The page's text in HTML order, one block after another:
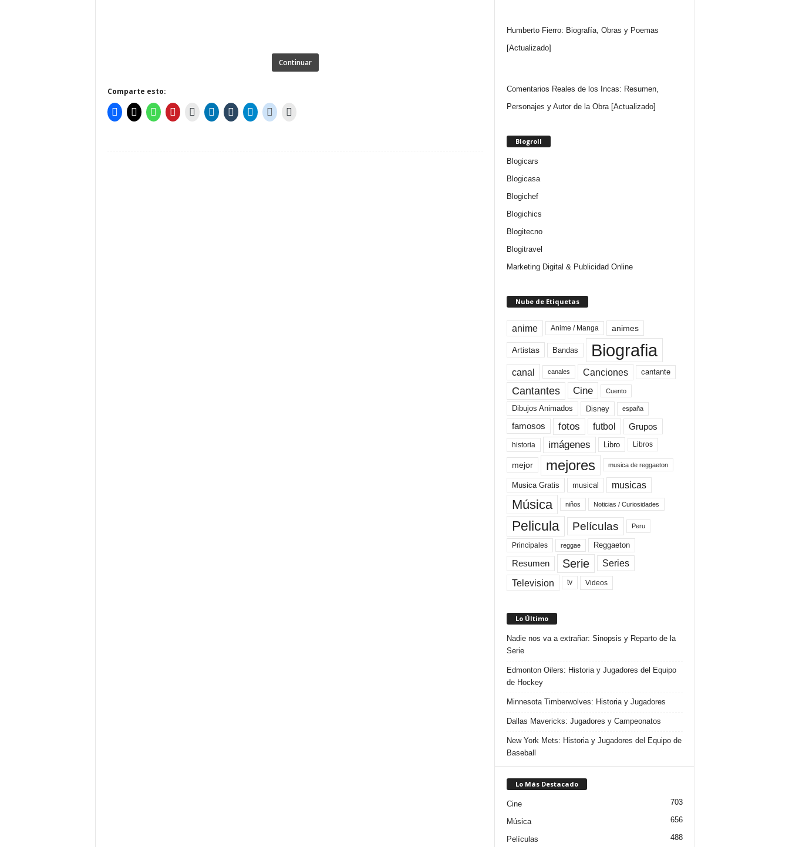
Continuar
Comparte esto:
Humberto Fierro: Biografía, Obras y Poemas
[Actualizado]
Comentarios Reales de los Incas: Resumen,
Personajes y Autor de la Obra [Actualizado]
Blogroll
Blogicars
Blogicasa
Blogichef
Blogichics
Blogitecno
Blogitravel
Marketing Digital & Publicidad Online
Nube de Etiquetas
anime Anime / Manga animes
Artistas Bandas Biografia
canal canales Canciones cantante
Cantantes Cine Cuento
Dibujos Animados Disney españa
famosos fotos futbol Grupos
historia imágenes Libro Libros
mejor mejores musica de reggaeton
Musica Gratis musical musicas
Música niños Noticias / Curiosidades
Pelicula Películas Peru
Principales reggae Reggaeton
Resumen Serie Series
Television tv Videos
Lo Último
Nadie nos va a extrañar: Sinopsis y Reparto de la
Serie
Edmonton Oilers: Historia y Jugadores del Equipo
de Hockey
Minnesota Timberwolves: Historia y Jugadores
Dallas Mavericks: Jugadores y Campeonatos
New York Mets: Historia y Jugadores del Equipo de
Baseball
Lo Más Destacado
Cine 703
Música 656
Películas 488